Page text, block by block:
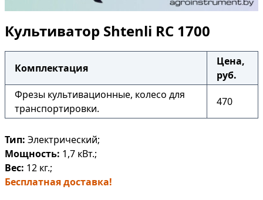
Культиватор Shtenli RC 1700
Комплектация
Цена,
руб.
Фрезы культивационные, колесо для
транспортировки.
470
Тип: Электрический;
Мощность: 1,7 кВт.;
Вес: 12 кг.;
Бесплатная доставка!